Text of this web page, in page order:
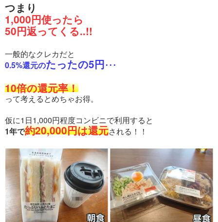
つまり
1,000円使ったら
50円返ってくる..!!
一般的なクレカだと
0.5%還元のたったの5円･･･
10倍の還元率！
って考えるとめちゃお得。
仮に1日1,000円程度コンビニで利用すると
1年で約20,000円は還元される！！